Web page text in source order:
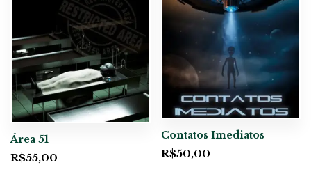
Área 51
R$55,00
Contatos Imediatos
R$50,00